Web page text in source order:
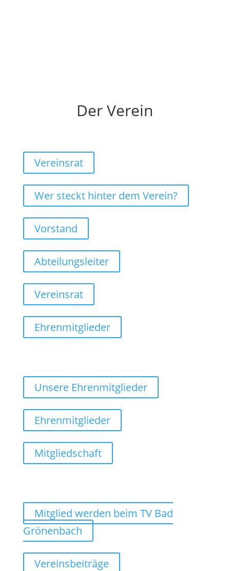
Der Verein
Vereinsrat
Wer steckt hinter dem Verein?
Vorstand
Abteilungsleiter
Vereinsrat
Ehrenmitglieder
Unsere Ehrenmitglieder
Ehrenmitglieder
Mitgliedschaft
Mitglied werden beim TV Bad
Grönenbach
Vereinsbeiträge